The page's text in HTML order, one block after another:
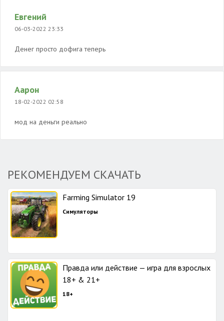
Евгений
06-03-2022 23:33
Денег просто дофига теперь
Аарон
18-02-2022 02:58
мод на деньги реально
РЕКОМЕНДУЕМ СКАЧАТЬ
Farming Simulator 19
Симуляторы
Правда или действие — игра для взрослых
18+ & 21+
18+